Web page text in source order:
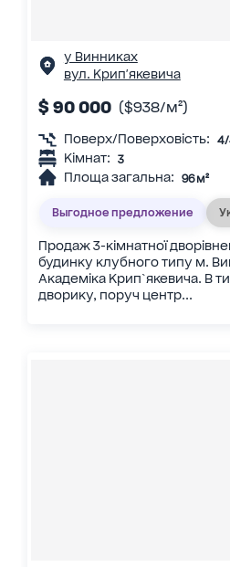
у Винниках
вул. Крип'якевича
$ 90 000 ($938/м²)
Поверх/Поверховість:
Кімнат: 3
Площа загальна: 96 м²
Выгодное предложение
Продаж 3-кімнатної
будинку клубного типу м.
Академіка Крип`якевича. В
дворику, поруч центр...